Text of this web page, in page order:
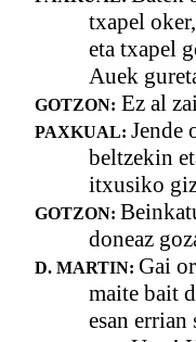
txapel
eta txapel
Auek
GOTZON: Ez al
PAXKUAL: Jende
beltzekin
itxusiko
GOTZON:
doneaz
D. MARTIN: Gai
maite bait
esan